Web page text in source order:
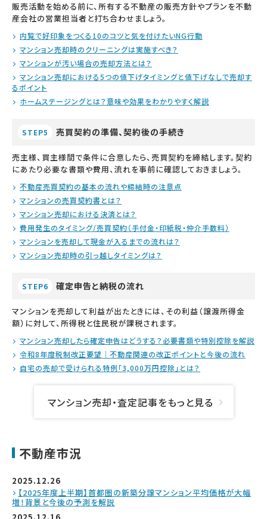
販売活動を始める前に、所有する不動産の販売方針やプランを不動
産会社の営業担当者と打ち合わせましょう。
内覧で好印象をつくる10のコツと気を付けたいNG行動
マンション売却時のクリーニングは実施すべき？
マンションが汚い場合の売却方法とは？
マンション売却における5つの値下げタイミングと値下げなしで売却す
るポイント
ホームステージングとは？意味や効果をわかりやすく解説
STEP5 売買契約の準備、契約後の手続き
売主様、買主様間で条件に合意したら、売買契約を締結します。契約
にあたり必要な書類や費用、流れを事前に確認しておきましょう。
不動産売買契約の基本の流れや締結時の注意点
マンションの売買契約書とは？
マンション売却における決済とは？
費用発生のタイミング/売買契約（手付金・印紙税・仲介手数料）
マンションを売却して現金が入るまでの流れは？
マンション売却時の引っ越しタイミングは？
STEP6 確定申告と納税の流れ
マンションを売却して利益が出たときには、その利益（譲渡所得金
額）に対して、所得税と住民税が課税されます。
マンション売却したら確定申告はどうする？必要書類や特別控除を解説
令和8年度税制改正要望｜不動産関連の改正ポイントと今後の流れ
自宅の売却で受けられる特例「3,000万円控除」とは？
マンション売却・査定記事をもっと見る
不動産市況
2025.12.26
【2025年度上半期】首都圏の新築分譲マンション平均価格が大幅
増！背景と今後の予測を解説